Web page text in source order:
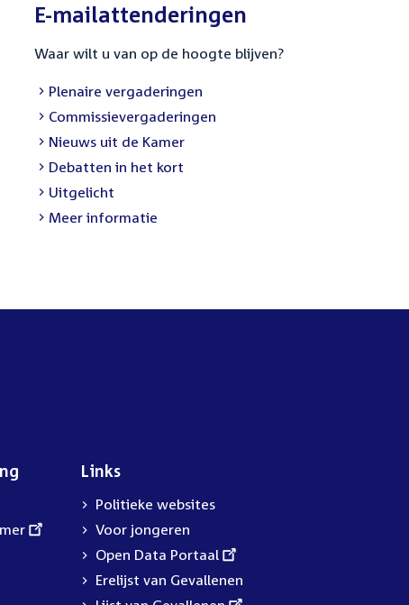
E-mailattenderingen
Waar wilt u van op de hoogte blijven?
External
link:
Plenaire vergaderingen
External
link:
Commissievergaderingen
External
link:
Nieuws uit de Kamer
External
link:
Debatten in het kort
External
link:
Uitgelicht
Meer informatie
Links
Politieke websites
Voor jongeren
External
link:
Open Data Portaal
Erelijst van Gevallenen